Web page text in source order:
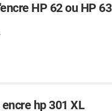
HP 62 ou HP 63
hp 301 XL